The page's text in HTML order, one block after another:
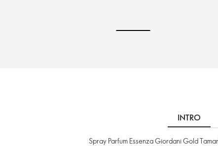
INTRO
Spray Parfum Essenza Giordani Gold